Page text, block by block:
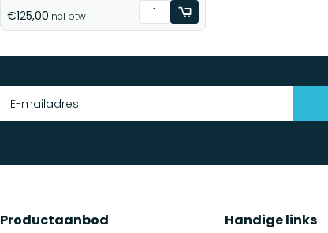
€125,00Incl btw
Productaanbod Handige links